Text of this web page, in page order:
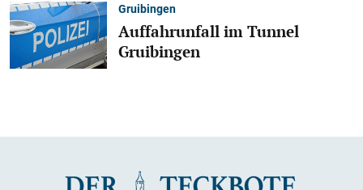
Gruibingen
Auffahrunfall im Tunnel
Gruibingen